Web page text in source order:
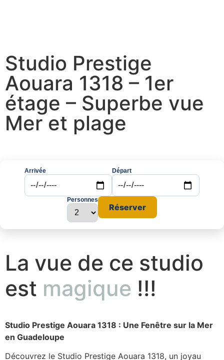
Studio Prestige
Aouara 1318 – 1er
étage – Superbe vue
Mer et plage
Arrivée Départ
Personnes
Réserver
La vue de ce studio
est magique !!!
Studio Prestige Aouara 1318 : Une Fenêtre sur la Mer
en Guadeloupe
Découvrez le Studio Prestige Aouara 1318, un joyau